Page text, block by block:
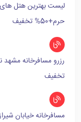
لیست بهترین هتل
حرم+50% تخفیف
تخفیف
مسافرخانه خیابان